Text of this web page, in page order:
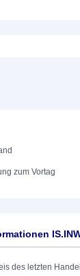
zum Vortag
des letzten